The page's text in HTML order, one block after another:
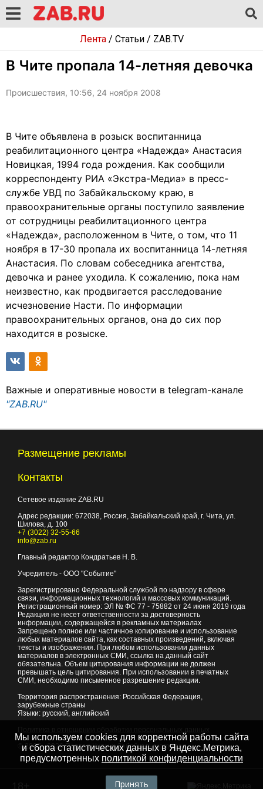
Лента/ Статьи/ ZAB.TV
В Чите пропала 14-летняя девочка
Происшествия, 10:56, 24 ноября 2008
В Чите объявлена в розыск воспитанница
реабилитационного центра «Надежда» Анастасия
Новицкая, 1994 года рождения. Как сообщили
корреспонденту РИА «Экстра-Медиа» в пресс-
службе УВД по Забайкальскому краю, в
правоохранительные органы поступило заявление
от сотрудницы реабилитационного центра
«Надежда», расположенном в Чите, о том, что 11
ноября в 17-30 пропала их воспитанница 14-летняя
Анастасия. По словам собеседника агентства,
девочка и ранее уходила. К сожалению, пока нам
неизвестно, как продвигается расследование
исчезновение Насти. По информации
правоохранительных органов, она до сих пор
находится в розыске.
Важные и оперативные новости в telegram-канале
"ZAB.RU"
Размещение рекламы
Контакты
Сетевое издание ZAB.RU
Адрес редакции: 672038, Россия, Забайкальский край, г. Чита, ул.
Шилова, д. 100
+7 (3022) 32-55-66
info@zab.ru
Главный редактор Кондратьев Н. В.
Учредитель - ООО "Событие"
Зарегистрировано Федеральной службой по надзору в сфере
связи, информационных технологий и массовых коммуникаций.
Регистрационный номер: ЭЛ № ФС 77 - 75882 от 24 июня 2019 года
Редакция не несет ответственности за достоверность
информации, содержащейся в рекламных материалах
Запрещено полное или частичное копирование и использование
любых материалов сайта, как составных произведений, включая
тексты и изображения. При любом использовании данных
материалов в электронных СМИ, ссылка на данный сайт
обязательна. Объем цитирования информации не должен
превышать цель цитирования. При использовании в печатных
СМИ, необходимо письменное разрешение редакции.
Территория распространения: Российская Федерация,
зарубежные страны
Языки: русский, английский
© 2007 - 2026Портал Читы и Забайкальского края
Мы используем cookies для корректной работы сайта
и сбора статистических данных в Яндекс.Метрика,
предусмотренных политикой конфиденциальности
Принять